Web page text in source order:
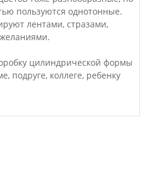
пользуются однотонные.
лентами, стразами,
цилиндрической формы
подруге, коллеге, ребенку